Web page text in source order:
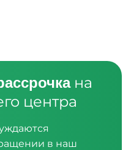
на
центра
в наш